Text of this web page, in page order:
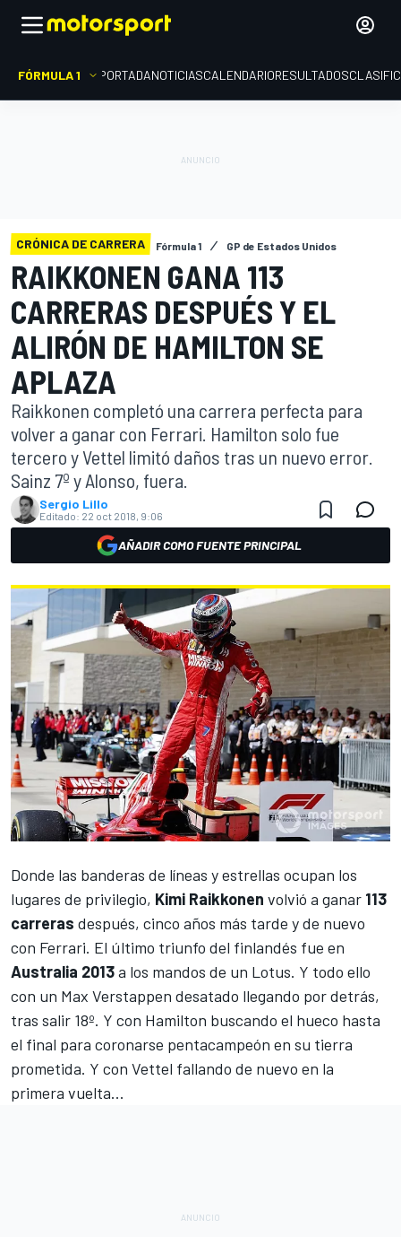
FÓRMULA 1 PORTADANOTICIASCALENDARIORESULTADOS
CRÓNICA DE CARRERA Fórmula 1 GP de Estados Unidos
RAIKKONEN GANA 113
CARRERAS DESPUÉS Y EL
ALIRÓN DE HAMILTON SE
APLAZA
Raikkonen completó una carrera perfecta para
volver a ganar con Ferrari. Hamilton solo fue
tercero y Vettel limitó daños tras un nuevo error.
Sainz 7º y Alonso, fuera.
Sergio Lillo
Editado: 22 oct 2018, 9:06
AÑADIR COMO FUENTE PRINCIPAL
Donde las banderas de líneas y estrellas ocupan los
lugares de privilegio, Kimi Raikkonen volvió a ganar 113
carreras después, cinco años más tarde y de nuevo
con Ferrari. El último triunfo del finlandés fue en
Australia 2013a los mandos de un Lotus. Y todo ello
con un Max Verstappen desatado llegando por detrás,
tras salir 18º. Y con Hamilton buscando el hueco hasta
el final para coronarse pentacampeón en su tierra
prometida. Y con Vettel fallando de nuevo en la
primera vuelta...